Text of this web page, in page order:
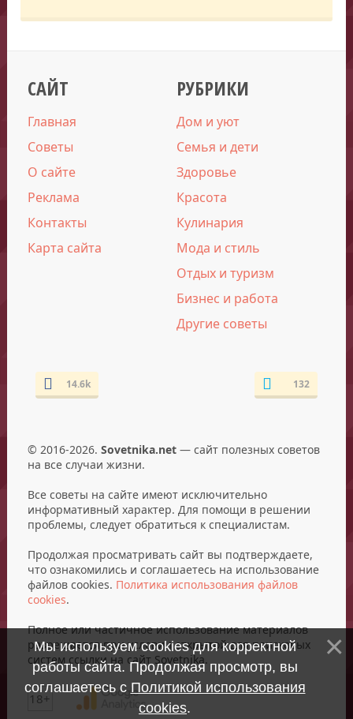
САЙТ
Главная
Советы
О сайте
Реклама
Контакты
Карта сайта
РУБРИКИ
Дом и уют
Семья и дети
Здоровье
Красота
Кулинария
Мода и стиль
Отдых и туризм
Бизнес и работа
Другие советы
14.6k 132
© 2016-2026. Sovetnika.net— сайт полезных советов
на все случаи жизни.
Все советы на сайте имеют исключительно
информативный характер. Для помощи в решении
проблемы, следует обратиться к специалистам.
Продолжая просматривать сайт вы подтверждаете,
что ознакомились и соглашаетесь на использование
файлов cookies. Политика использования файлов
cookies.
Полное или частичное использование материалов
разрешается при условии открытой для поисковых
систем ссылки на сайт Sovetnika.
18+
Мы используем cookies для корректной
работы сайта. Продолжая просмотр, вы
соглашаетесь с Политикой использования
cookies.